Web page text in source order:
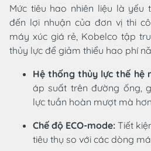
Mức tiêu hao nhiên liệu là yếu
đến lợi nhuận của đơn vị thi
máy xúc giá rẻ, Kobelco tập
thủy lực để giảm thiểu hao phí
Hệ thống thủy lực thế hệ
áp suất trên đường ống,
lực tuần hoàn mượt mà
Chế độ ECO-mode: Tiết
tiêu thụ so với các dòng